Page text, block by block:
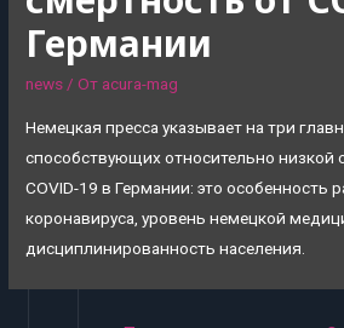
Германии
news/ От acura-mag
Немецкая пресса указывает на три
способствующих относительно низкой
COVID-19 в Германии: это особенность
коронавируса, уровень немецкой
дисциплинированность населения.